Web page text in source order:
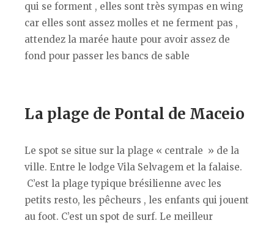
qui se forment , elles sont très sympas en wing
car elles sont assez molles et ne ferment pas ,
attendez la marée haute pour avoir assez de
fond pour passer les bancs de sable
La plage de Pontal de Maceio
Le spot se situe sur la plage « centrale » de la
ville. Entre le lodge Vila Selvagem et la falaise.
C’est la plage typique brésilienne avec les
petits resto, les pêcheurs , les enfants qui jouent
au foot. C’est un spot de surf. Le meilleur